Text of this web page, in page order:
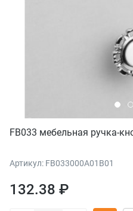
FB033 мебельная ручка-
Артикул: FB033000A01B01
132.38 ₽